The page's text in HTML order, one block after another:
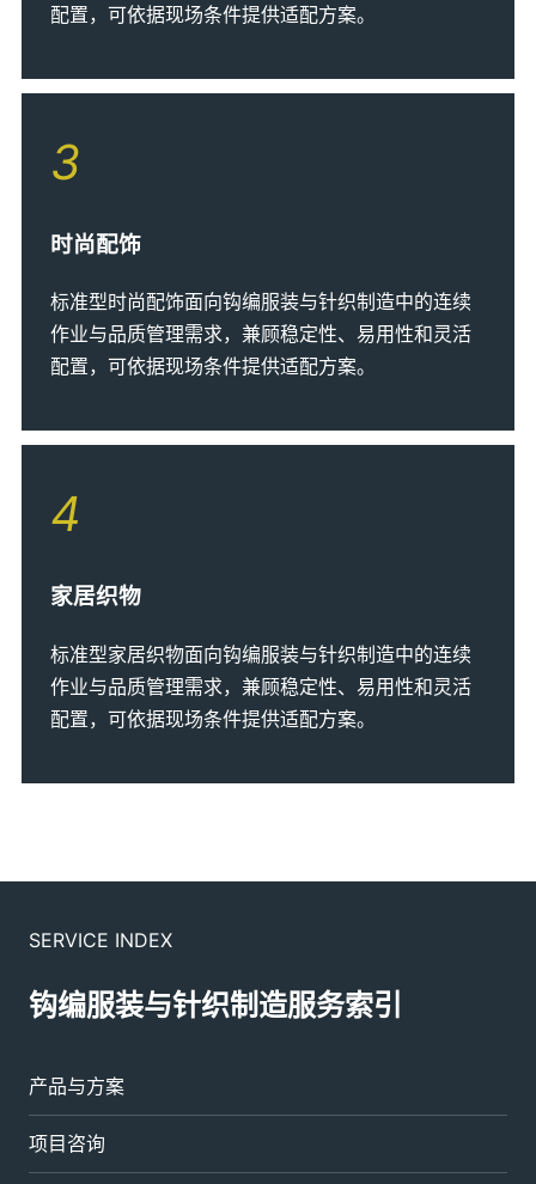
配置，可依据现场条件提供适配方案。
3
时尚配饰
标准型时尚配饰面向钩编服装与针织制造中的连续
作业与品质管理需求，兼顾稳定性、易用性和灵活
配置，可依据现场条件提供适配方案。
4
家居织物
标准型家居织物面向钩编服装与针织制造中的连续
作业与品质管理需求，兼顾稳定性、易用性和灵活
配置，可依据现场条件提供适配方案。
SERVICE INDEX
钩编服装与针织制造服务索引
产品与方案
项目咨询